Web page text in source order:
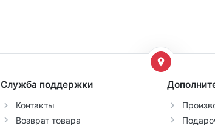
Служба поддержки
Контакты
Возврат товара